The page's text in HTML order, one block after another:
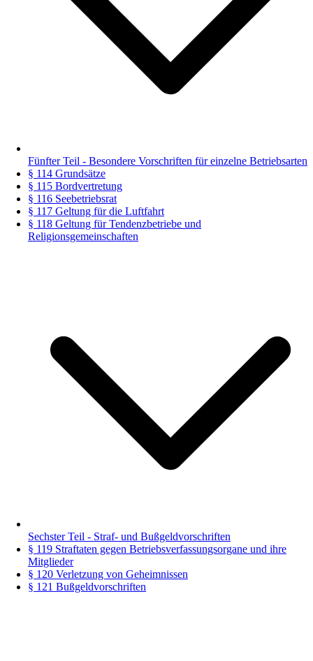
Fünfter Teil - Besondere Vorschriften für einzelne Betriebsarten
§ 114 Grundsätze
§ 115 Bordvertretung
§ 116 Seebetriebsrat
§ 117 Geltung für die Luftfahrt
§ 118 Geltung für Tendenzbetriebe und
Religionsgemeinschaften
Sechster Teil - Straf- und Bußgeldvorschriften
§ 119 Straftaten gegen Betriebsverfassungsorgane und ihre
Mitglieder
§ 120 Verletzung von Geheimnissen
§ 121 Bußgeldvorschriften